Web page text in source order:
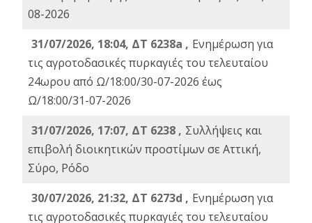
08-2026
31/07/2026, 18:04, ΔΤ 6238a , Ενημέρωση για
τις αγροτοδασικές πυρκαγιές του τελευταίου
24ωρου από Ω/18:00/30-07-2026 έως
Ω/18:00/31-07-2026
31/07/2026, 17:07, ΔΤ 6238 , Συλλήψεις και
επιβολή διοικητικών προστίμων σε Αττική,
Σύρο, Ρόδο
30/07/2026, 21:32, ΔΤ 6273d , Ενημέρωση για
τις αγροτοδασικές πυρκαγιές του τελευταίου